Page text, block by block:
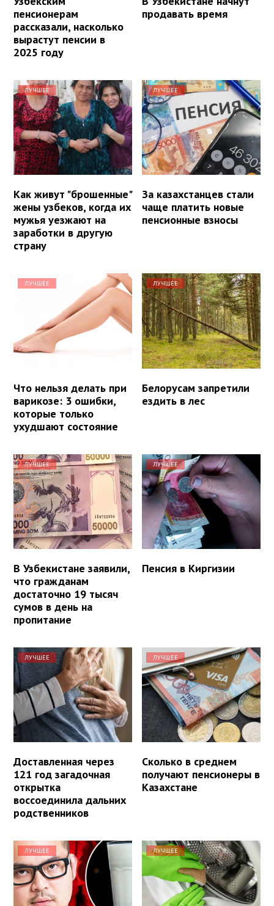
пенсионерам
рассказали, насколько
вырастут пенсии в
2025 году
продавать время
ЛУЧШЕЕ
Как живут "брошенные"
жены узбеков, когда их
мужья уезжают на
заработки в другую
страну
ЛУЧШЕЕ
За казахстанцев стали
чаще платить новые
пенсионные взносы
ЛУЧШЕЕ
Что нельзя делать при
варикозе: 3 ошибки,
которые только
ухудшают состояние
ЛУЧШЕЕ
Белорусам запретили
ездить в лес
ЛУЧШЕЕ
В Узбекистане заявили,
что гражданам
достаточно 19 тысяч
сумов в день на
пропитание
ЛУЧШЕЕ
Пенсия в Киргизии
ЛУЧШЕЕ
Доставленная через
121 год загадочная
открытка
воссоединила дальних
родственников
ЛУЧШЕЕ
Сколько в среднем
получают пенсионеры в
Казахстане
ЛУЧШЕЕ ЛУЧШЕЕ